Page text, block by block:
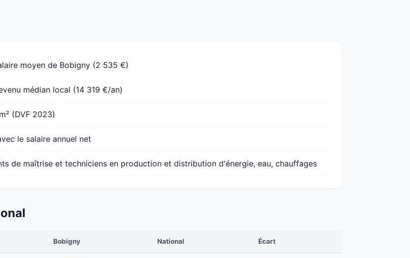
moyen de Bobigny (2 535 €)
médian local (14 319 €/an)
(DVF 2023)
le salaire annuel net
de maîtrise et techniciens en production et distribution d'énergie, eau, chauffages
Bobigny National Écart